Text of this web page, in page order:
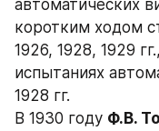
автоматических
коротким ходом
1926, 1928, 1929
испытаниях
1928 гг.
В 1930 году Ф.B.